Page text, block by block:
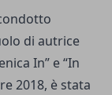
di autrice
In” e “In
2018, è stata